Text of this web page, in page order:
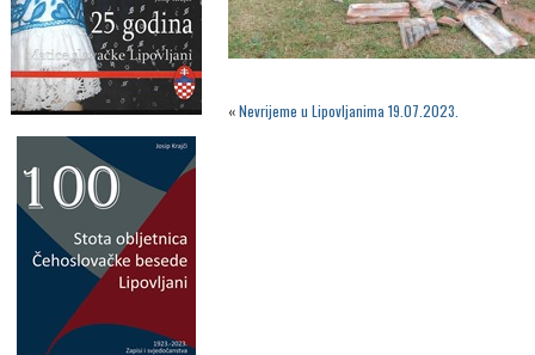
«Nevrijeme u Lipovljanima 19.07.2023.